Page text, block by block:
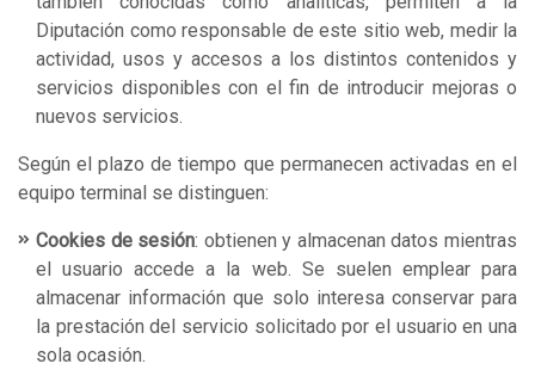
Diputación como responsable de este sitio web, medir la
actividad, usos y accesos a los distintos contenidos y
servicios disponibles con el fin de introducir mejoras o
nuevos servicios.
Según el plazo de tiempo que permanecen activadas en el
equipo terminal se distinguen:
Cookies de sesión: obtienen y almacenan datos mientras
el usuario accede a la web. Se suelen emplear para
almacenar información que solo interesa conservar para
la prestación del servicio solicitado por el usuario en una
sola ocasión.